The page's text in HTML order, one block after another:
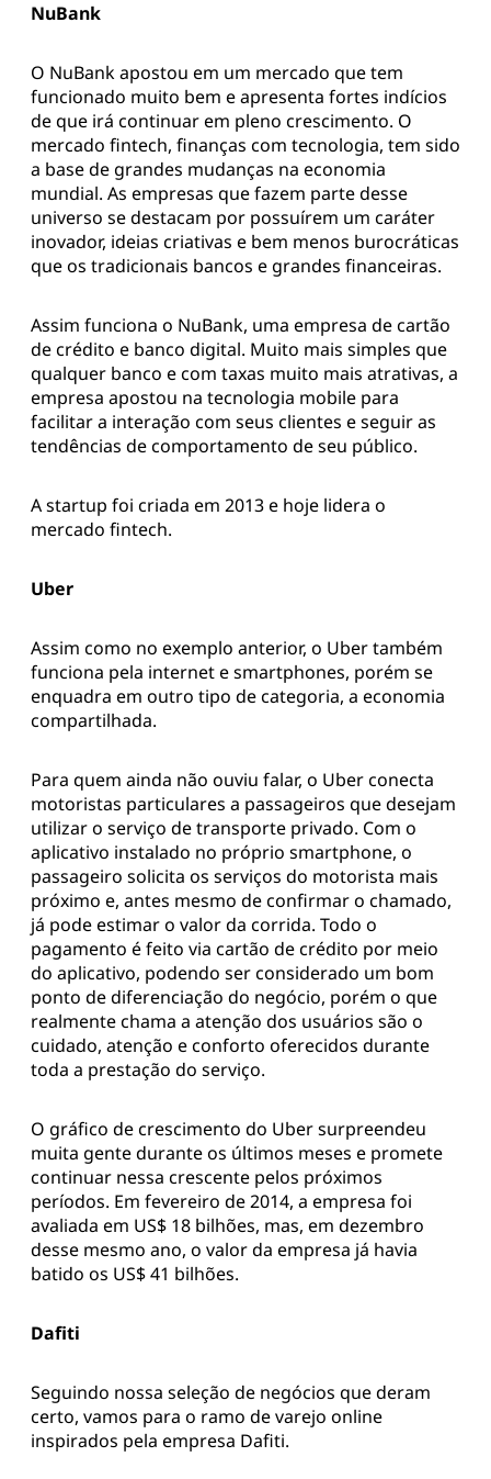
NuBank
O NuBank apostou em um mercado que tem
funcionado muito bem e apresenta fortes indícios
de que irá continuar em pleno crescimento. O
mercado fintech, finanças com tecnologia, tem sido
a base de grandes mudanças na economia
mundial. As empresas que fazem parte desse
universo se destacam por possuírem um caráter
inovador, ideias criativas e bem menos burocráticas
que os tradicionais bancos e grandes financeiras.
Assim funciona o NuBank, uma empresa de cartão
de crédito e banco digital. Muito mais simples que
qualquer banco e com taxas muito mais atrativas, a
empresa apostou na tecnologia mobile para
facilitar a interação com seus clientes e seguir as
tendências de comportamento de seu público.
A startup foi criada em 2013 e hoje lidera o
mercado fintech.
Uber
Assim como no exemplo anterior, o Uber também
funciona pela internet e smartphones, porém se
enquadra em outro tipo de categoria, a economia
compartilhada.
Para quem ainda não ouviu falar, o Uber conecta
motoristas particulares a passageiros que desejam
utilizar o serviço de transporte privado. Com o
aplicativo instalado no próprio smartphone, o
passageiro solicita os serviços do motorista mais
próximo e, antes mesmo de confirmar o chamado,
já pode estimar o valor da corrida. Todo o
pagamento é feito via cartão de crédito por meio
do aplicativo, podendo ser considerado um bom
ponto de diferenciação do negócio, porém o que
realmente chama a atenção dos usuários são o
cuidado, atenção e conforto oferecidos durante
toda a prestação do serviço.
O gráfico de crescimento do Uber surpreendeu
muita gente durante os últimos meses e promete
continuar nessa crescente pelos próximos
períodos. Em fevereiro de 2014, a empresa foi
avaliada em US$ 18 bilhões, mas, em dezembro
desse mesmo ano, o valor da empresa já havia
batido os US$ 41 bilhões.
Dafiti
Seguindo nossa seleção de negócios que deram
certo, vamos para o ramo de varejo online
inspirados pela empresa Dafiti.